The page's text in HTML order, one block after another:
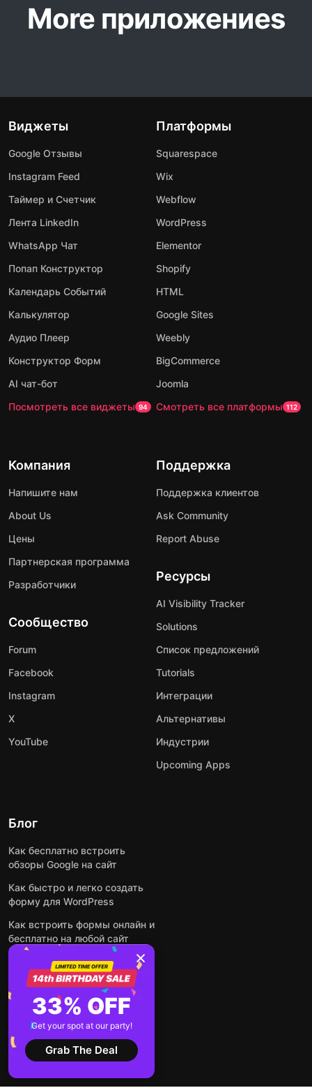
More приложениеs
Виджеты
Google Отзывы
Instagram Feed
Таймер и Счетчик
Лента LinkedIn
WhatsApp Чат
Попап Конструктор
Календарь Событий
Калькулятор
Аудио Плеер
Конструктор Форм
AI чат-бот
Посмотреть все виджеты 94
Платформы
Squarespace
Wix
Webflow
WordPress
Elementor
Shopify
HTML
Google Sites
Weebly
BigCommerce
Joomla
Смотреть все платформы 112
Компания
Напишите нам
About Us
Цены
Партнерская программа
Разработчики
Сообщество
Forum
Facebook
Instagram
X
YouTube
Поддержка
Поддержка клиентов
Ask Community
Report Abuse
Ресурсы
AI Visibility Tracker
Solutions
Список предложений
Tutorials
Интеграции
Альтернативы
Индустрии
Upcoming Apps
Блог
Как бесплатно встроить
обзоры Google на сайт
Как быстро и легко создать
форму для WordPress
Как встроить формы онлайн и
бесплатно на любой сайт
Как встроить ленту Instagram
на сайт
Как добавить чат-бота на
основе искусственного
интеллекта на свой сайт
Посмотреть все посты
33% OFF
Get your spot at our party!
Grab The Deal